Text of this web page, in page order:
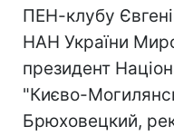
ПЕН-клубу
НАН України
президент
"Києво-
Брюховецкий,